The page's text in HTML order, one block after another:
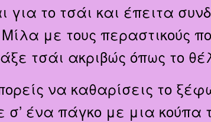
για το τσάι και έπειτα
με τους περαστικούς
τσάι ακριβώς όπως το
να καθαρίσεις το
σ’ ένα πάγκο με μια κούπα